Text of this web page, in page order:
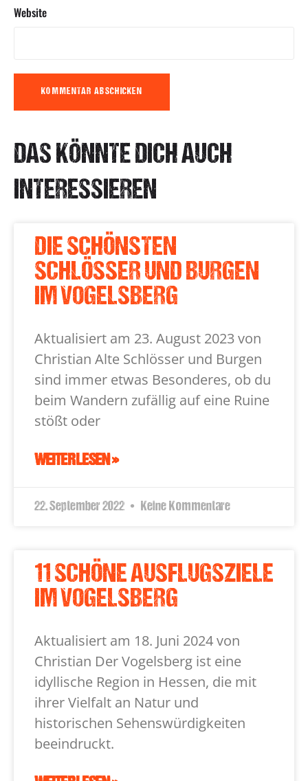
Website
DAS KÖNNTE DICH AUCH
INTERESSIEREN
DIE SCHÖNSTEN
SCHLÖSSER UND BURGEN
IM VOGELSBERG
Aktualisiert am 23. August 2023 von
Christian Alte Schlösser und Burgen
sind immer etwas Besonderes, ob du
beim Wandern zufällig auf eine Ruine
stößt oder
WEITERLESEN »
22. September 2022 Keine Kommentare
11 SCHÖNE AUSFLUGSZIELE
IM VOGELSBERG
Aktualisiert am 18. Juni 2024 von
Christian Der Vogelsberg ist eine
idyllische Region in Hessen, die mit
ihrer Vielfalt an Natur und
historischen Sehenswürdigkeiten
beeindruckt.